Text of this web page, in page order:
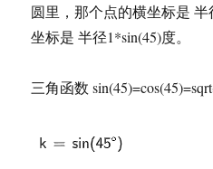
圆里，那个点的横坐标是 半
坐标是 半径1*sin(45)度。
三角函数